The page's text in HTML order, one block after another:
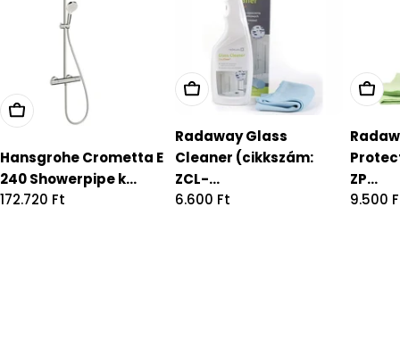
Hansgrohe Crometta E
240 Showerpipe k...
Regular
172.720 Ft
Radaway Glass
Cleaner (cikkszám:
ZCL-...
Regular
6.600 Ft
ZP...
9.500